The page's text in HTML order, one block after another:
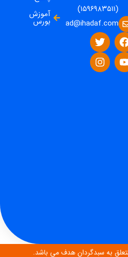
(۱۵۹۶۹۸۳۵۱۱)
ad@ihadaf.com
آموزش
بورس
به سبدگردان هدف می باشد.